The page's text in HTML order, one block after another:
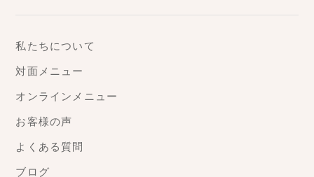
私たちについて
対面メニュー
オンラインメニュー
お客様の声
よくある質問
ブログ